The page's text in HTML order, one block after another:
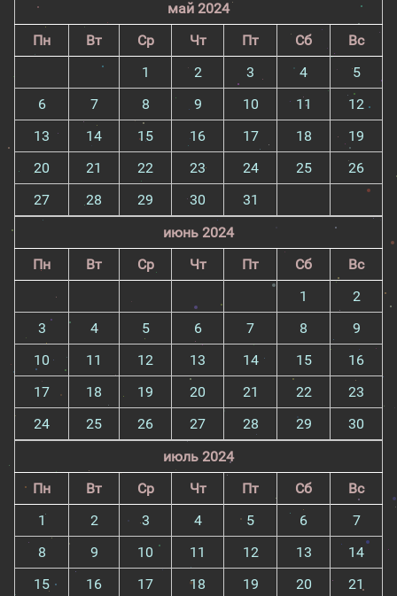
май 2024
Пн
Вт Ср Чт Пт Сб
Вс
1
2 3 4
5
6
7 8 9 10 11
12
13
14 15 16 17 18
19
20
21 22 23 24 25
26
27
28 29 30
31
июнь 2024
Пн
Вт Ср Чт Пт Сб
Вс
1
2
3
4 5 6 7 8
9
10
11 12 13 14 15
16
17
18 19 20 21 22
23
24
25 26 27 28 29
30
июль 2024
Пн
Вт Ср Чт Пт Сб
Вс
1
2 3 4 5 6
7
8
9 10 11 12 13
14
15
16 17 18 19 20
21